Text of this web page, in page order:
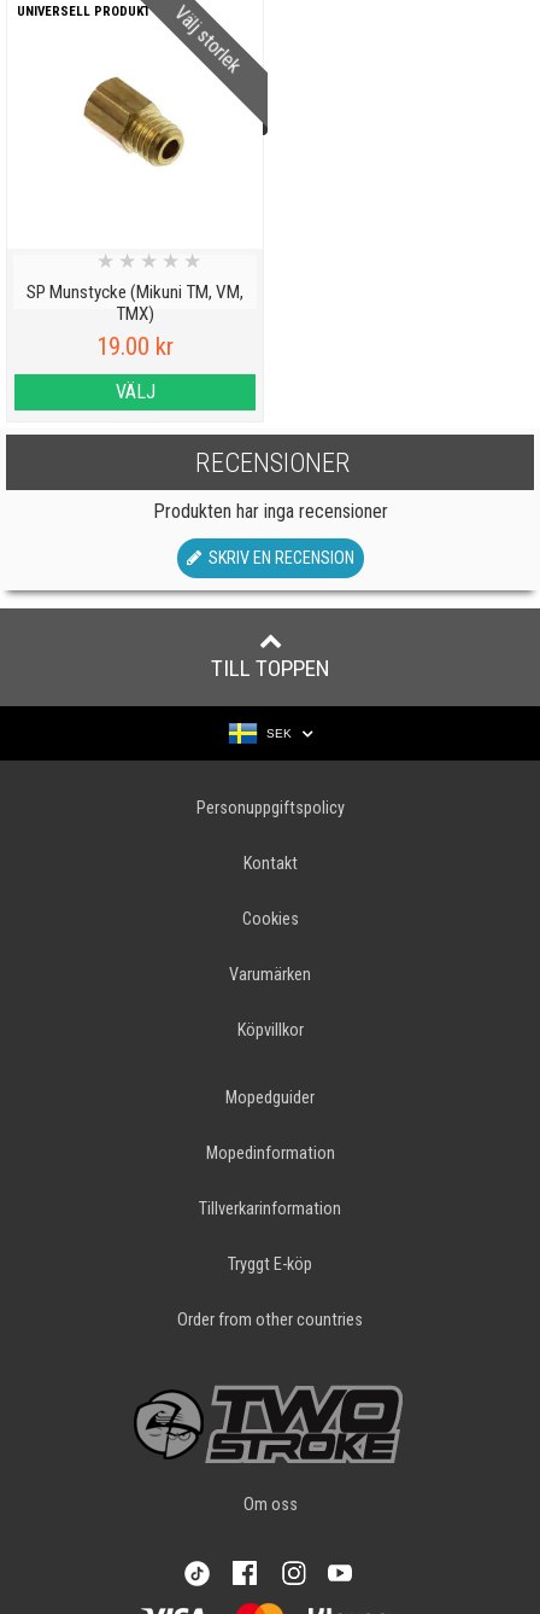
Välj storlek
UNIVERSELL PRODUKT
SP Munstycke (Mikuni TM, VM,
TMX)
★ ★ ★ ★ ★
19.00 kr
VÄLJ
RECENSIONER
Produkten har inga recensioner
SKRIV EN RECENSION
TILL TOPPEN
SEK
Personuppgiftspolicy
Kontakt
Cookies
Varumärken
Köpvillkor
Mopedguider
Mopedinformation
Tillverkarinformation
Tryggt E-köp
Order from other countries
Om oss